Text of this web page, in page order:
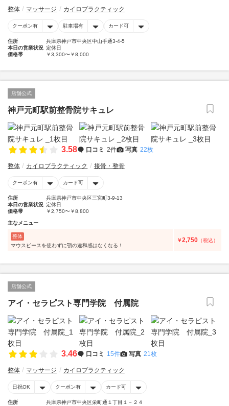
整体 マッサージ カイロプラクティック
クーポン有 駐車場有 カード可
住所
兵庫県神戸市中央区中山手通3-4-5
本日の営業状況 定休日
価格帯
￥3,300〜￥8,000
店舗公式
神戸元町駅前整骨院サキュレ
3.58 口コミ 2件 写真 22枚
整体 カイロプラクティック 接骨・整骨
クーポン有 カード可
住所
兵庫県神戸市中央区三宮町3-9-13
本日の営業状況 定休日
価格帯
￥2,750〜￥8,800
主なメニュー
整体
マウスピースを使わずに顎の違和感はなくなる！
￥2,750 （税込）
店舗公式
アイ・セラピスト専門学院 付属院
3.46 口コミ 15件 写真 21枚
整体 マッサージ カイロプラクティック
日祝OK クーポン有 カード可
住所 兵庫県神戸市中央区栄町通１丁目１－２４